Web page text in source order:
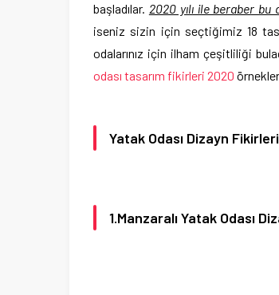
başladılar. 2020 yılı ile beraber bu
iseniz sizin için seçtiğimiz 18
odalarınız için ilham çeşitliliği
odası tasarım fikirleri 2020
Yatak Odası Dizayn Fikirleri
1.Manzaralı Yatak Odası